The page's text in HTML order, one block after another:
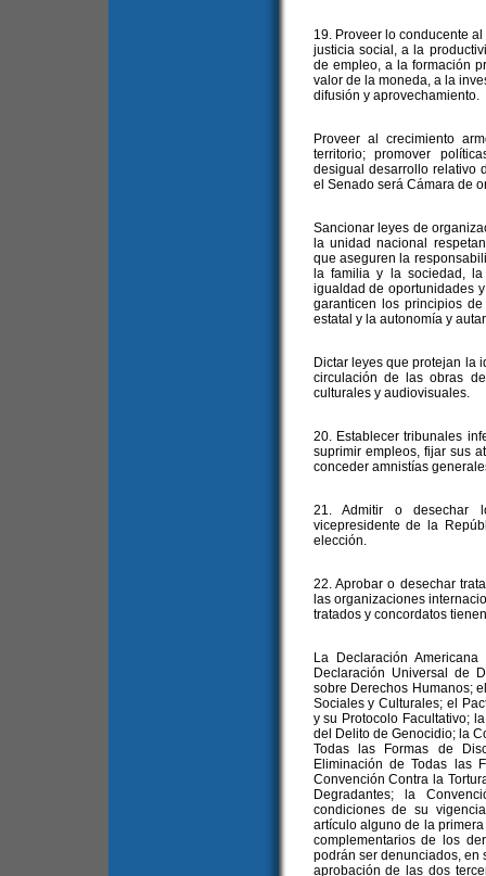
19. Proveer lo conducente
justicia social, a la
de empleo, a la formación
valor de la moneda, a la
difusión y aprovechamiento.
Proveer al crecimiento
territorio; promover
desigual desarrollo relativo
el Senado será Cámara de
Sancionar leyes de
la unidad nacional
que aseguren la
la familia y la sociedad,
igualdad de oportunidades
garanticen los principios
estatal y la autonomía y
Dictar leyes que protejan la
circulación de las obras
culturales y audiovisuales.
20. Establecer tribunales
suprimir empleos, fijar sus
conceder amnistías
21. Admitir o desechar
vicepresidente de la
elección.
22. Aprobar o desechar
las organizaciones
tratados y concordatos
La Declaración
Declaración Universal de
sobre Derechos Humanos;
Sociales y Culturales; el
y su Protocolo Facultativo;
del Delito de Genocidio; la
Todas las Formas de
Eliminación de Todas las
Convención Contra la
Degradantes; la
condiciones de su
artículo alguno de la
complementarios de los
podrán ser denunciados, en
aprobación de las dos